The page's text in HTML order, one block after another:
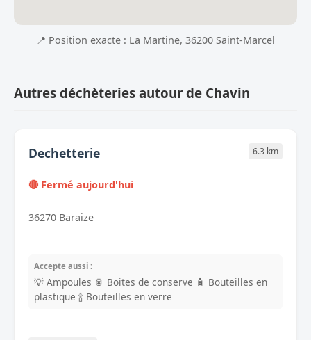
📍 Position exacte : La Martine, 36200 Saint-Marcel
Autres déchèteries autour de Chavin
Dechetterie 6.3 km
🔴 Fermé aujourd'hui
36270 Baraize
Accepte aussi :
💡 Ampoules 🥫 Boites de conserve 🧴 Bouteilles en
plastique 🍾 Bouteilles en verre